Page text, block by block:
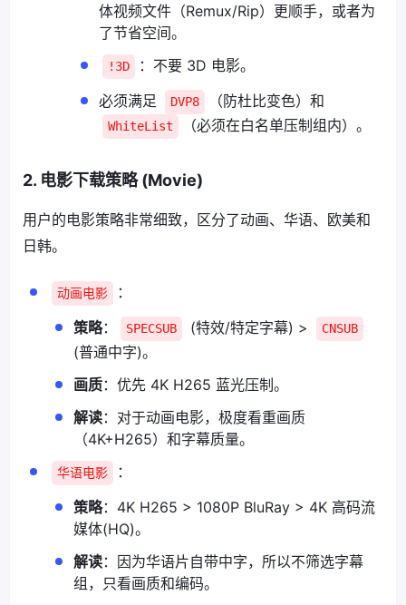
体视频文件（Remux/Rip）更顺手，或者为
了节省空间。
!3D
：不要 3D 电影。
必须满足
DVP8 （防杜比变色）和
WhiteList （必须在白名单压制组内）。
2. 电影下载策略 (Movie)
用户的电影策略非常细致，区分了动画、华语、欧美和
日韩。
动画电影
：
策略： SPECSUB (特效/特定字幕) > CNSUB
(普通中字)。
画质：优先 4K H265 蓝光压制。
解读：对于动画电影，极度看重画质
（4K+H265）和字幕质量。
华语电影
：
策略：4K H265 > 1080P BluRay > 4K 高码流
媒体(HQ)。
解读：因为华语片自带中字，所以不筛选字幕
组，只看画质和编码。